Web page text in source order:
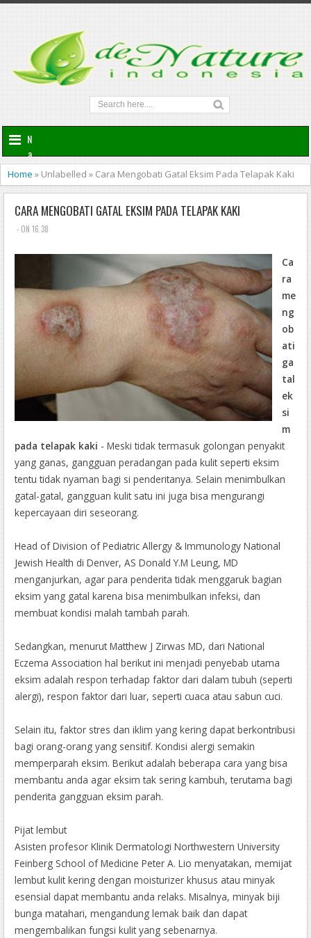
N
a
v
i
g
a
t
o
Home » Unlabelled » Cara Mengobati Gatal Eksim Pada Telapak Kaki
CARA MENGOBATI GATAL EKSIM PADA TELAPAK KAKI
- ON 16.38
Ca
ra
me
ng
ob
ati
ga
tal
ek
si
m
pada telapak kaki - Meski tidak termasuk golongan penyakit
yang ganas, gangguan peradangan pada kulit seperti eksim
tentu tidak nyaman bagi si penderitanya. Selain menimbulkan
gatal-gatal, gangguan kulit satu ini juga bisa mengurangi
kepercayaan diri seseorang.
Head of Division of Pediatric Allergy & Immunology National
Jewish Health di Denver, AS Donald Y.M Leung, MD
menganjurkan, agar para penderita tidak menggaruk bagian
eksim yang gatal karena bisa menimbulkan infeksi, dan
membuat kondisi malah tambah parah.
Sedangkan, menurut Matthew J Zirwas MD, dari National
Eczema Association hal berikut ini menjadi penyebab utama
eksim adalah respon terhadap faktor dari dalam tubuh (seperti
alergi), respon faktor dari luar, seperti cuaca atau sabun cuci.
Selain itu, faktor stres dan iklim yang kering dapat berkontribusi
bagi orang-orang yang sensitif. Kondisi alergi semakin
memperparah eksim. Berikut adalah beberapa cara yang bisa
membantu anda agar eksim tak sering kambuh, terutama bagi
penderita gangguan eksim parah.
Pijat lembut
Asisten profesor Klinik Dermatologi Northwestern University
Feinberg School of Medicine Peter A. Lio menyatakan, memijat
lembut kulit kering dengan moisturizer khusus atau minyak
esensial dapat membantu anda relaks. Misalnya, minyak biji
bunga matahari, mengandung lemak baik dan dapat
mengembalikan fungsi kulit yang sebenarnya.